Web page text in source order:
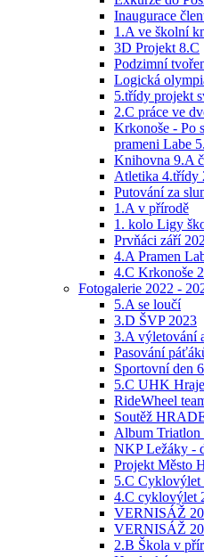
Inaugurace
1.A ve školní
3D Projekt 8.C
Podzimní
Logická
5.třídy projekt
2.C práce ve
Krkonoše - Po
prameni Labe
Knihovna 9.A
Atletika 4.třídy
Putování za
1.A v přírodě
1. kolo Ligy
Prvňáci září
4.A Pramen
4.C Krkonoše
Fotogalerie 2022 -
5.A se loučí
3.D ŠVP 2023
3.A výletování
Pasování
Sportovní den
5.C UHK
RideWheel
Soutěž
Album Triatlon
NKP Ležáky -
Projekt Město
5.C Cyklovýlet
4.C cyklovýlet
VERNISÁŽ
VERNISÁŽ
2.B Škola v